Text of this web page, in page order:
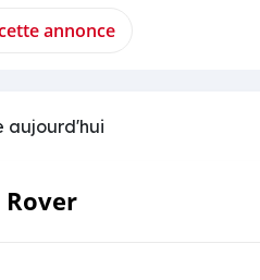
annonce
aujourd'hui
Rover